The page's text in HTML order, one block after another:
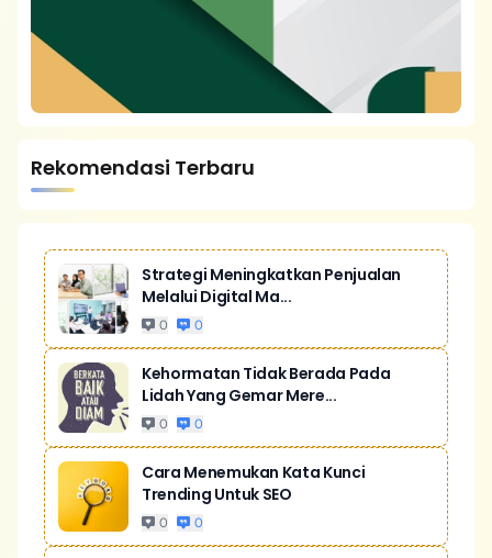
Rekomendasi Terbaru
Strategi Meningkatkan Penjualan
Melalui Digital Ma...
0 0
Kehormatan Tidak Berada Pada
Lidah Yang Gemar Mere...
0 0
Cara Menemukan Kata Kunci
Trending Untuk SEO
0 0